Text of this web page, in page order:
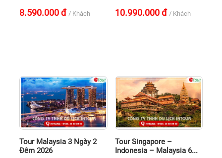
8.590.000đ / Khách 10.990.000đ / Khách
Tour Malaysia 3 Ngày 2
Đêm 2026
Tour Singapore –
Indonesia – Malaysia 6...